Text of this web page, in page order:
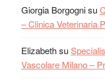
Giorgia Borgognisu
– Clinica Veterinaria
Elizabethsu
Vascolare Milano –